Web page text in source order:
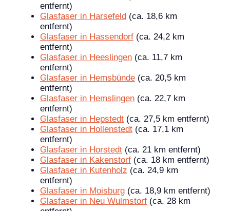
entfernt)
Glasfaser in Harsefeld (ca. 18,6 km
entfernt)
Glasfaser in Hassendorf (ca. 24,2 km
entfernt)
Glasfaser in Heeslingen (ca. 11,7 km
entfernt)
Glasfaser in Hemsbünde (ca. 20,5 km
entfernt)
Glasfaser in Hemslingen (ca. 22,7 km
entfernt)
Glasfaser in Hepstedt (ca. 27,5 km entfernt)
Glasfaser in Hollenstedt (ca. 17,1 km
entfernt)
Glasfaser in Horstedt (ca. 21 km entfernt)
Glasfaser in Kakenstorf (ca. 18 km entfernt)
Glasfaser in Kutenholz (ca. 24,9 km
entfernt)
Glasfaser in Moisburg (ca. 18,9 km entfernt)
Glasfaser in Neu Wulmstorf (ca. 28 km